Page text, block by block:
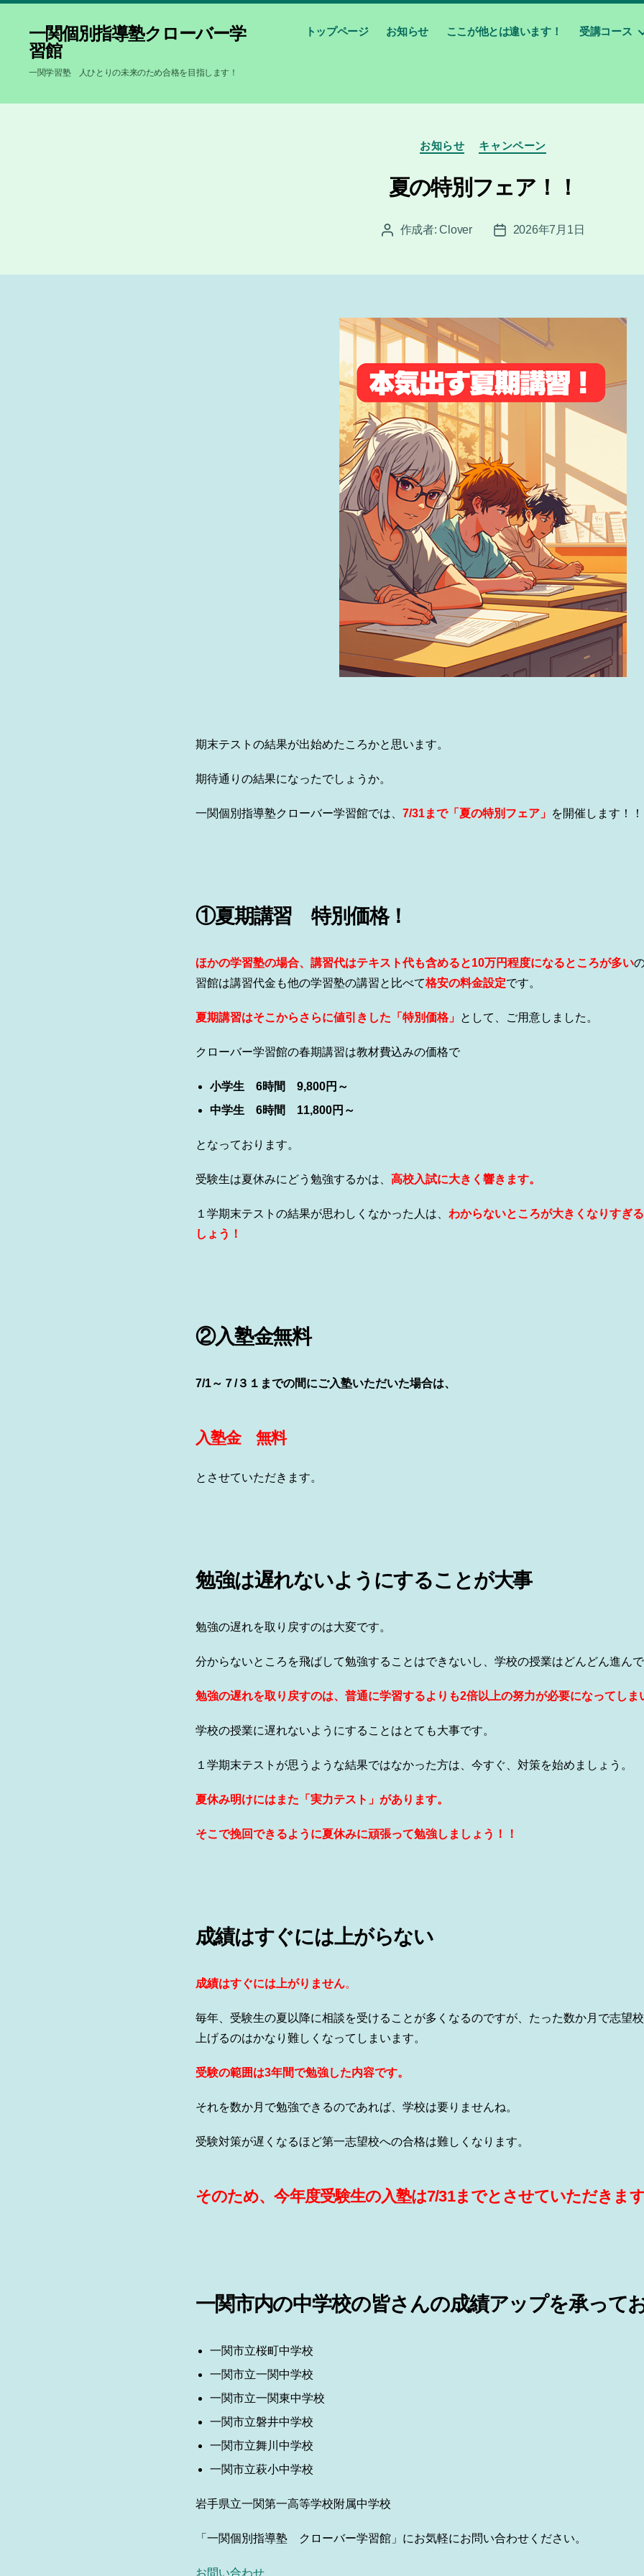
一関個別指導塾クローバー学
習館
一関学習塾 人ひとりの未来のため合格を目指します！
トップページ お知らせ ここが他とは違います！ 受講コース
カ
テ
リ
ー
お知らせ キャンペーン
夏の特別フェア！！
投 作成者:Clover
投
2026年7月1日
期末テストの結果が出始めたころかと思います。
期待通りの結果になったでしょうか。
一関個別指導塾クローバー学習館では、 7/31まで「夏の特別フェア」 を開催します！！
①夏期講習 特別価格！
ほかの学習塾の場合、講習代はテキスト代も含めると10万円程度になるところが多い
習館は講習代金も他の学習塾の講習と比べて格安の料金設定です。
夏期講習はそこからさらに値引きした「特別価格」 として、ご用意しました。
クローバー学習館の春期講習は教材費込みの価格で
小学生 6時間 9,800円～
中学生 6時間 11,800円～
となっております。
受験生は夏休みにどう勉強するかは、 高校入試に大きく響きます。
１学期末テストの結果が思わしくなかった人は、 わからないところが大きくなりすぎ
しょう！
②入塾金無料
7/1～７/３１までの間にご入塾いただいた場合は、
入塾金 無料
とさせていただきます。
勉強は遅れないようにすることが大事
勉強の遅れを取り戻すのは大変です。
分からないところを飛ばして勉強することはできないし、学校の授業はどんどん進んで
勉強の遅れを取り戻すのは、普通に学習するよりも2倍以上の努力が必要になってしま
学校の授業に遅れないようにすることはとても大事です。
１学期末テストが思うような結果ではなかった方は、今すぐ、対策を始めましょう。
夏休み明けにはまた「実力テスト」があります。
そこで挽回できるように夏休みに頑張って勉強しましょう！！
成績はすぐには上がらない
成績はすぐには上がりません。
毎年、受験生の夏以降に相談を受けることが多くなるのですが、たった数か月で志望
上げるのはかなり難しくなってしまいます。
受験の範囲は3年間で勉強した内容です。
それを数か月で勉強できるのであれば、学校は要りませんね。
受験対策が遅くなるほど第一志望校への合格は難しくなります。
そのため、今年度受験生の入塾は7/31までとさせていただきます
一関市内の中学校の皆さんの成績アップを承って
一関市立桜町中学校
一関市立一関中学校
一関市立一関東中学校
一関市立磐井中学校
一関市立舞川中学校
一関市立萩小中学校
岩手県立一関第一高等学校附属中学校
「一関個別指導塾 クローバー学習館」にお気軽にお問い合わせください。
お問い合わせ